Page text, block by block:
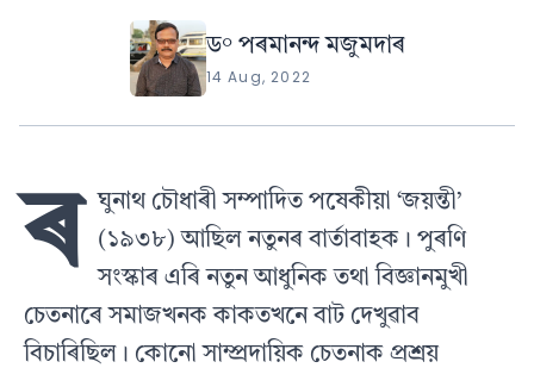
ড° পৰমানন্দ মজুমদাৰ
14 Aug, 2022
ৰ
ঘুনাথ চৌধাৰী সম্পাদিত পষেকীয়া ‘জয়ন্তী’
(১৯৩৮) আছিল নতুনৰ বাৰ্তাবাহক। পুৰণি
সংস্কাৰ এৰি নতুন আধুনিক তথা বিজ্ঞানমুখী
চেতনাৰে সমাজখনক কাকতখনে বাট দেখুৱাব
বিচাৰিছিল। কোনো সাম্প্ৰদায়িক চেতনাক প্ৰশ্ৰয়